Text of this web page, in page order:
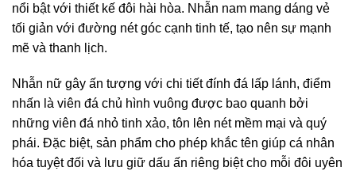
nổi bật với thiết kế đôi hài hòa. Nhẫn nam mang dáng vẻ
tối giản với đường nét góc cạnh tinh tế, tạo nên sự mạnh
mẽ và thanh lịch.
Nhẫn nữ gây ấn tượng với chi tiết đính đá lấp lánh, điểm
nhấn là viên đá chủ hình vuông được bao quanh bởi
những viên đá nhỏ tinh xảo, tôn lên nét mềm mại và quý
phái. Đặc biệt, sản phẩm cho phép khắc tên giúp cá nhân
hóa tuyệt đối và lưu giữ dấu ấn riêng biệt cho mỗi đôi uyên